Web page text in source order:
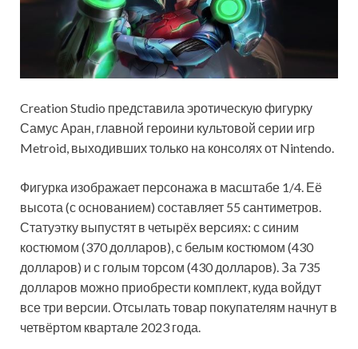
Creation Studio представила эротическую фигурку
Самус Аран, главной героини культовой серии игр
Metroid, выходивших только на консолях от Nintendo.
Фигурка изображает персонажа в масштабе 1/4. Её
высота (с основанием) составляет 55 сантиметров.
Статуэтку выпустят в четырёх версиях: с синим
костюмом (370 долларов), с белым костюмом (430
долларов) и с голым торсом (430 долларов). За 735
долларов можно приобрести комплект, куда войдут
все три версии. Отсылать товар покупателям начнут в
четвёртом квартале 2023 года.